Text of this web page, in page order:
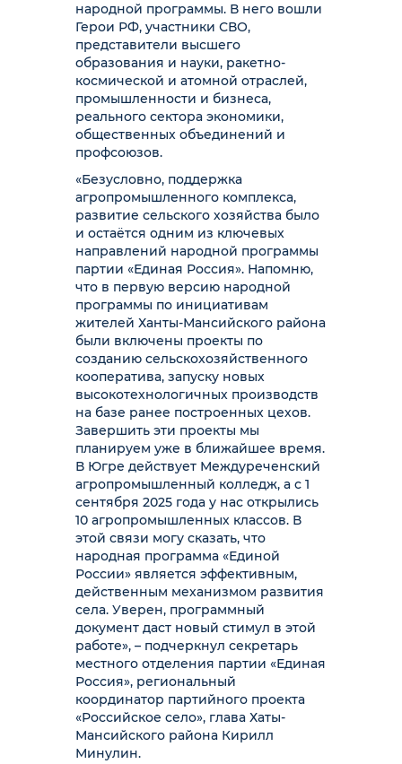
народной программы. В него вошли
Герои РФ, участники СВО,
представители высшего
образования и науки, ракетно-
космической и атомной отраслей,
промышленности и бизнеса,
реального сектора экономики,
общественных объединений и
профсоюзов.
«Безусловно, поддержка
агропромышленного комплекса,
развитие сельского хозяйства было
и остаётся одним из ключевых
направлений народной программы
партии «Единая Россия». Напомню,
что в первую версию народной
программы по инициативам
жителей Ханты-Мансийского района
были включены проекты по
созданию сельскохозяйственного
кооператива, запуску новых
высокотехнологичных производств
на базе ранее построенных цехов.
Завершить эти проекты мы
планируем уже в ближайшее время.
В Югре действует Междуреченский
агропромышленный колледж, а с 1
сентября 2025 года у нас открылись
10 агропромышленных классов. В
этой связи могу сказать, что
народная программа «Единой
России» является эффективным,
действенным механизмом развития
села. Уверен, программный
документ даст новый стимул в этой
работе», – подчеркнул секретарь
местного отделения партии «Единая
Россия», региональный
координатор партийного проекта
«Российское село», глава Хаты-
Мансийского района Кирилл
Минулин.